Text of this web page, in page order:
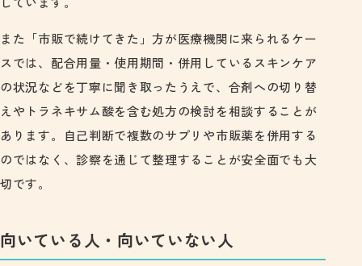
また「市販で続けてきた」方が医療機関に来られるケー
スでは、配合用量・使用期間・併用しているスキンケア
の状況などを丁寧に聞き取ったうえで、合剤への切り替
えやトラネキサム酸を含む処方の検討を相談することが
あります。自己判断で複数のサプリや市販薬を併用する
のではなく、診察を通じて整理することが安全面でも大
切です。
向いている人・向いていない人